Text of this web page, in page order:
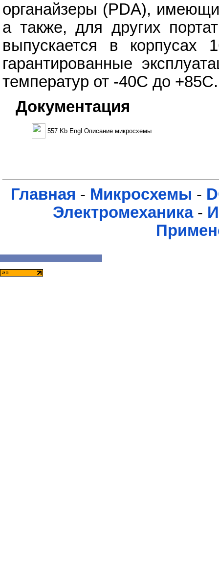
органайзеры (PDA),
а также, для других
выпускается в
гарантированные
температур от -40С до +85С.
Документация
557 Kb Engl Описание микросхемы
Главная - Микросхемы -
Электромеханика-